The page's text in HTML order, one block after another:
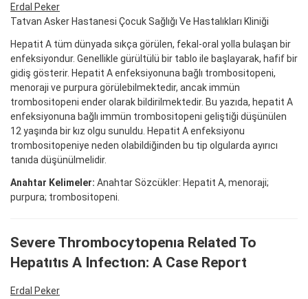
Erdal Peker
Tatvan Asker Hastanesi Çocuk Sağlığı Ve Hastalıkları Kliniği
Hepatit A tüm dünyada sıkça görülen, fekal-oral yolla bulaşan bir
enfeksiyondur. Genellikle gürültülü bir tablo ile başlayarak, hafif bir
gidiş gösterir. Hepatit A enfeksiyonuna bağlı trombositopeni,
menoraji ve purpura görülebilmektedir, ancak immün
trombositopeni ender olarak bildirilmektedir. Bu yazıda, hepatit A
enfeksiyonuna bağlı immün trombositopeni geliştiği düşünülen
12 yaşında bir kız olgu sunuldu. Hepatit A enfeksiyonu
trombositopeniye neden olabildiğinden bu tip olgularda ayırıcı
tanıda düşünülmelidir.
Anahtar Kelimeler: Anahtar Sözcükler: Hepatit A, menoraji;
purpura; trombositopeni.
Severe Thrombocytopenıa Related To
Hepatıtıs A Infectıon: A Case Report
Erdal Peker